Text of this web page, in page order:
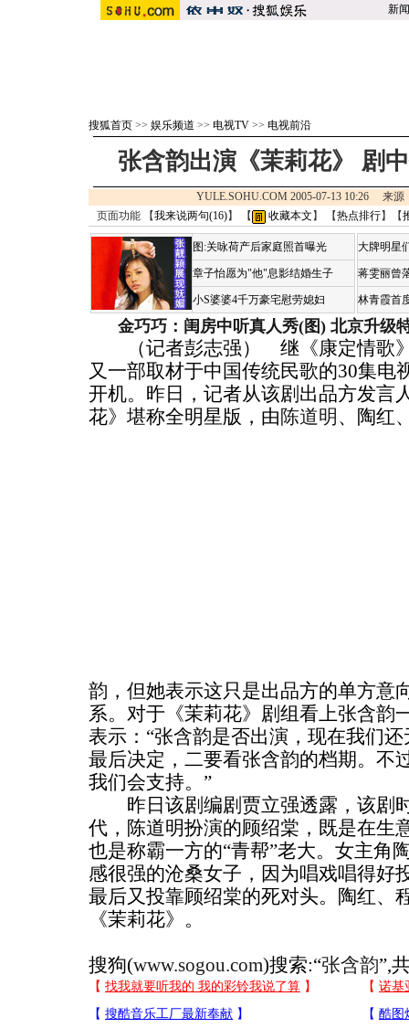
新闻
搜狐首页 >> 娱乐频道 >> 电视TV >> 电视前沿
张含韵出演《茉莉花》 剧
YULE.SOHU.COM 2005-07-13 10:26 来源
页面功能 【我来说两句(16)】 【 收藏本文 】 【热点排行】【
图:关咏荷产后家庭照首曝光
章子怡愿为"他"息影结婚生子
小S婆婆4千万豪宅慰劳媳妇
大牌明星
蒋雯丽曾
林青霞首
金巧巧：闺房中听真人秀(图) 北京升级
（记者彭志强） 继《康定情歌》
又一部取材于中国传统民歌的30集电
开机。昨日，记者从该剧出品方发言
花》堪称全明星版，由 陈道明 、陶红
韵，但她表示这只是出品方的单方意
系。对于《茉莉花》剧组看上张含韵
表示：“张含韵是否出演，现在我们
最后决定，二要看张含韵的档期。不
我们会支持。”
昨日该剧编剧贾立强透露，该剧
代，陈道明扮演的顾绍棠，既是在生
也是称霸一方的“青帮”老大。女主角
感很强的沧桑女子，因为唱戏唱得好
最后又投靠顾绍棠的死对头。陶红、
《茉莉花》。
搜狗(www.sogou.com)搜索:“张含韵”,